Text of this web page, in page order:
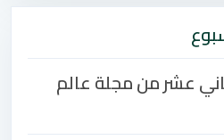
عشر من مجلة عالم